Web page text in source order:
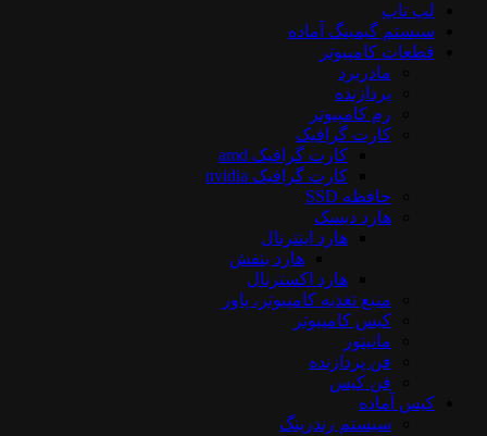
لپ تاپ
سیستم گیمینگ آماده
قطعات کامپیوتر
مادربرد
پردازنده
رم کامپیوتر
کارت گرافیک
کارت گرافیک amd
کارت گرافیک nvidia
حافظه SSD
هارد دیسک
هارد اینترنال
هارد بنفش
هارد اکسترنال
منبع تغذیه کامپیوتر، پاور
کیس کامپیوتر
مانیتور
فن پردازنده
فن کیس
کیس آماده
سیستم رندرینگ